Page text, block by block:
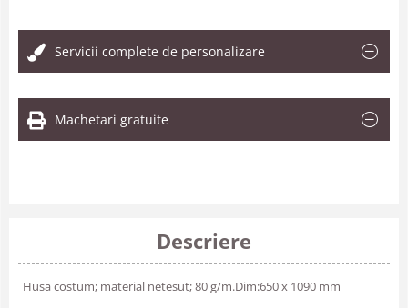
Servicii complete de personalizare
Machetari gratuite
Descriere
Husa costum; material netesut; 80 g/m.Dim:650 x 1090 mm